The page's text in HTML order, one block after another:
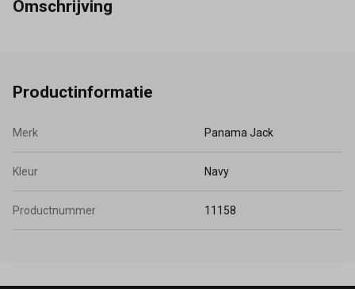
Omschrijving
Productinformatie
Merk Panama Jack
Kleur Navy
Productnummer 11158